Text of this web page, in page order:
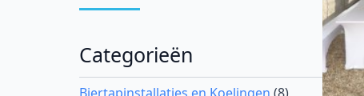
Categorieën